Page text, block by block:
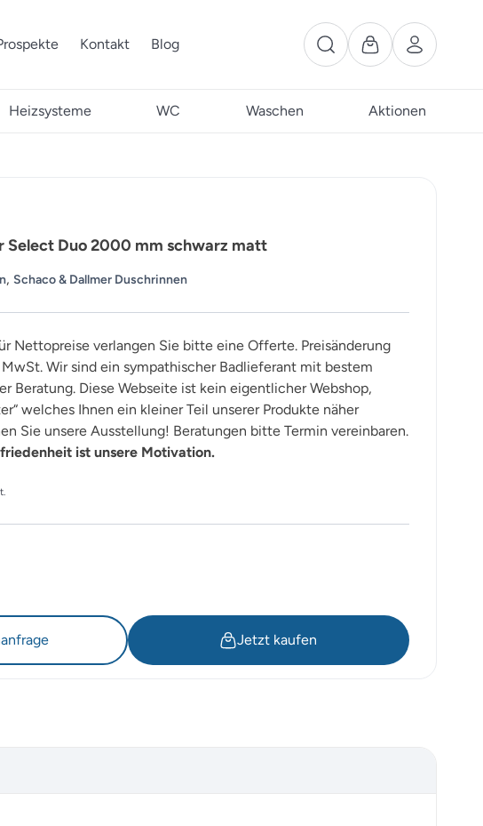
Kontakt Blog
Heizsysteme WC Waschen Aktionen
Select Duo 2000 mm schwarz matt
, Schaco & Dallmer Duschrinnen
Nettopreise verlangen Sie bitte eine Offerte. Preisänderung
Wir sind ein sympathischer Badlieferant mit bestem
Beratung. Diese Webseite ist kein eigentlicher Webshop,
welches Ihnen ein kleiner Teil unserer Produkte näher
Sie unsere Ausstellung! Beratungen bitte Termin vereinbaren.
ist unsere Motivation.
Jetzt kaufen